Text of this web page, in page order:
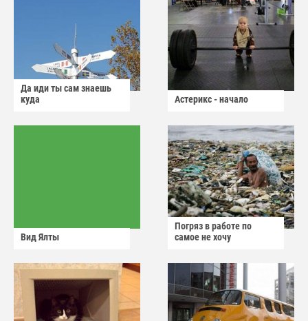
Да иди ты сам знаешь
куда
Астерикс - начало
Вид Ялты
Погряз в работе по
самое не хочу